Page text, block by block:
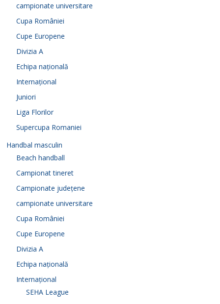
campionate universitare
Cupa României
Cupe Europene
Divizia A
Echipa națională
Internațional
Juniori
Liga Florilor
Supercupa Romaniei
Handbal masculin
Beach handball
Campionat tineret
Campionate județene
campionate universitare
Cupa României
Cupe Europene
Divizia A
Echipa națională
Internațional
SEHA League